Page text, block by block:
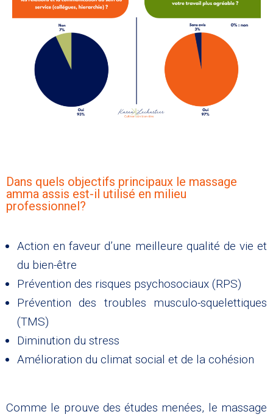
Dans quels objectifs principaux le massage
amma assis est-il utilisé en milieu
professionnel?
Action en faveur d’une meilleure qualité de vie et
du bien-être
Prévention des risques psychosociaux (RPS)
Prévention des troubles musculo-squelettiques
(TMS)
Diminution du stress
Amélioration du climat social et de la cohésion
Comme le prouve des études menées, le massage